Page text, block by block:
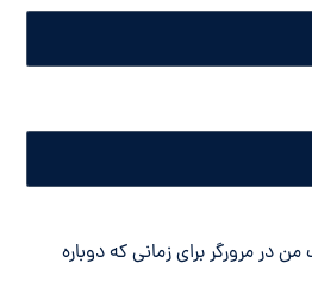
در مرورگر برای زمانی که دوباره